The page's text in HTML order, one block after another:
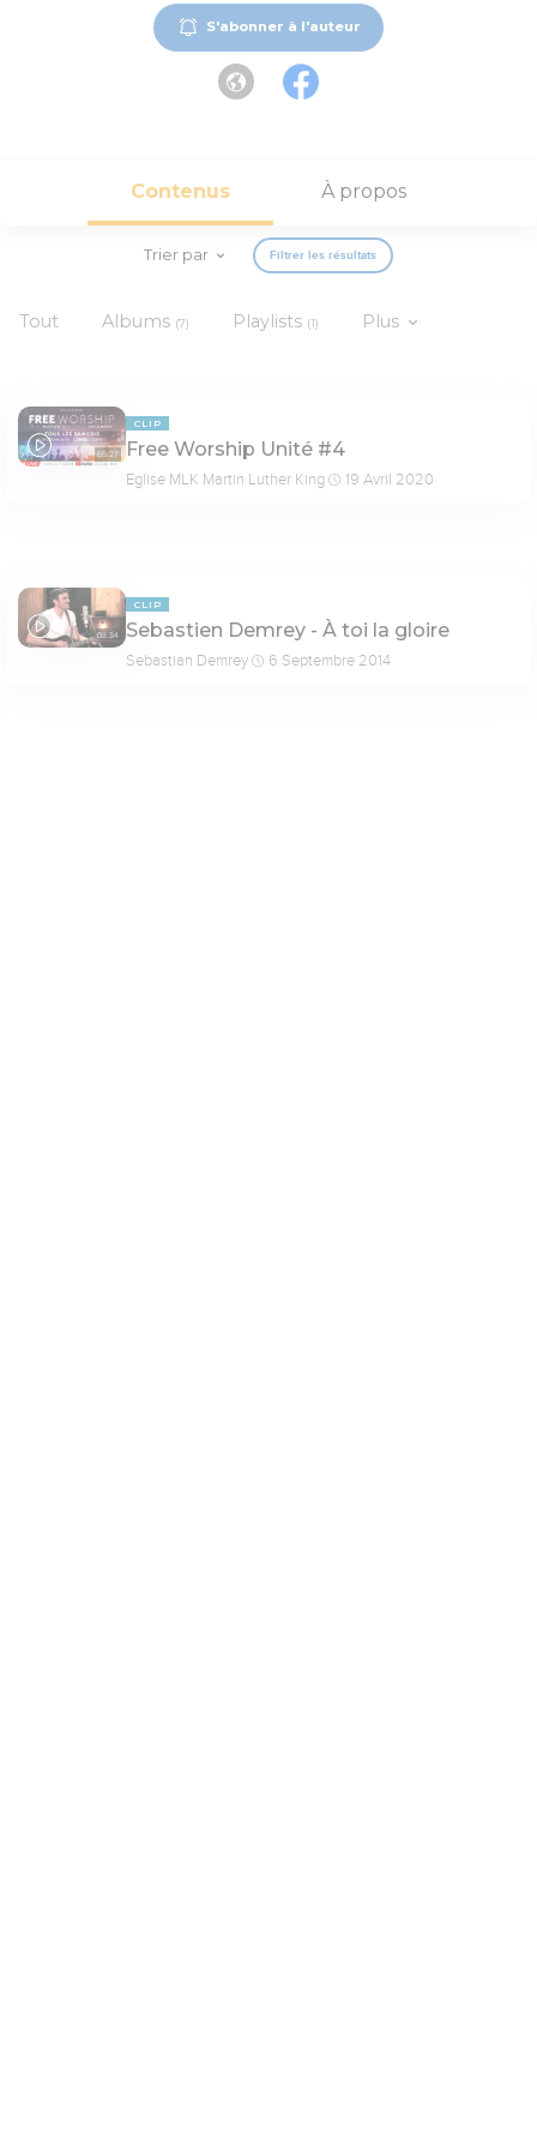
S'abonner à l'auteur
Contenus À propos
Trier par Filtrer les résultats
Tout Albums (7) Playlists (1) Plus
65:27
CLIP
Free Worship Unité #4
Eglise MLK Martin Luther King 19 Avril 2020
03:34
CLIP
Sebastien Demrey - À toi la gloire
Sebastian Demrey 6 Septembre 2014